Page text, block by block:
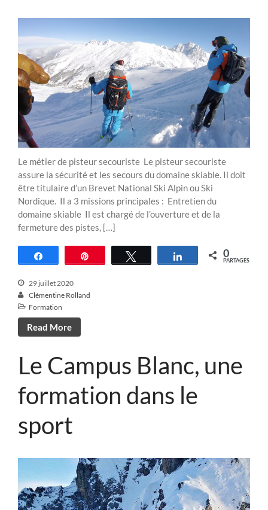
Le métier de pisteur secouriste Le pisteur secouriste
assure la sécurité et les secours du domaine skiable. Il doit
être titulaire d’un Brevet National Ski Alpin ou Ski
Nordique. Il a 3 missions principales : Entretien du
domaine skiable Il est chargé de l’ouverture et de la
fermeture des pistes, […]
Partagez Tweetez Partagez 0
PARTAGES
29 juillet 2020
Clémentine Rolland
Formation
Read More
Le Campus Blanc, une
formation dans le
sport